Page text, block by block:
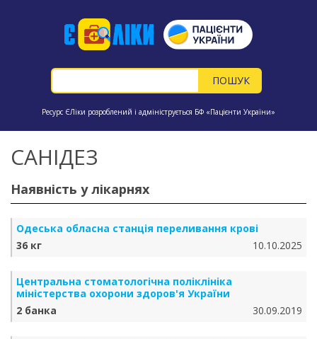
Ресурс ЄЛіки розроблений і адмініструється БФ «Пацієнти України»
САНІДЕЗ
Наявність у лікарнях
Одеська обласна станція переливання крові
36 кг
10.10.2025
Центральна стоматологічна поліклініка
міністерства охорони здоров'я України
2 банка
30.09.2019